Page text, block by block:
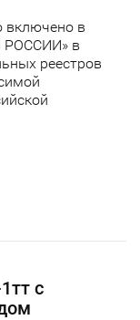
включено в
в
реестров
с